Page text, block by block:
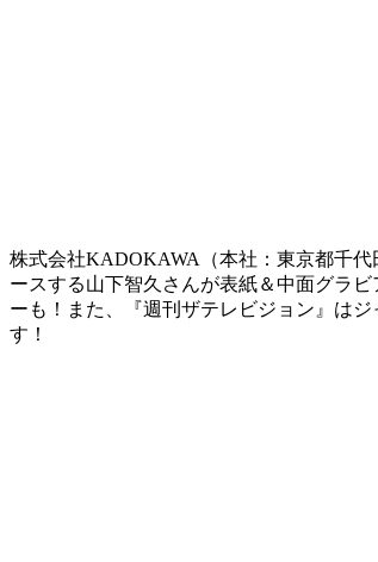
株式会社KADOKAWA（本社：東京都千代
ースする山下智久さんが表紙＆中面グラ
ーも！また、『週刊ザテレビジョン』は
す！